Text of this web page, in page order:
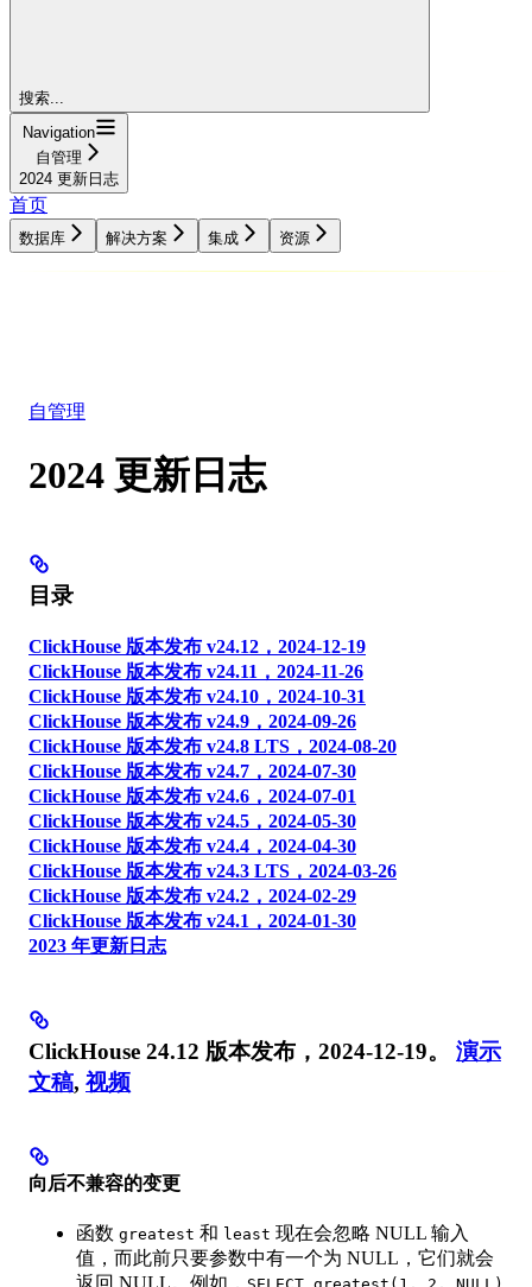
搜索...
Navigation
自管理
2024 更新日志
首页
数据库 解决方案 集成 资源
自管理
2024 更新日志
目录
ClickHouse 版本发布 v24.12，2024-12-19
ClickHouse 版本发布 v24.11，2024-11-26
ClickHouse 版本发布 v24.10，2024-10-31
ClickHouse 版本发布 v24.9，2024-09-26
ClickHouse 版本发布 v24.8 LTS，2024-08-20
ClickHouse 版本发布 v24.7，2024-07-30
ClickHouse 版本发布 v24.6，2024-07-01
ClickHouse 版本发布 v24.5，2024-05-30
ClickHouse 版本发布 v24.4，2024-04-30
ClickHouse 版本发布 v24.3 LTS，2024-03-26
ClickHouse 版本发布 v24.2，2024-02-29
ClickHouse 版本发布 v24.1，2024-01-30
2023 年更新日志
ClickHouse 24.12 版本发布，2024-12-19。 演示
文稿, 视频
向后不兼容的变更
函数 greatest 和 least 现在会忽略 NULL 输入
值，而此前只要参数中有一个为 NULL，它们就会
返回 NULL。例如，